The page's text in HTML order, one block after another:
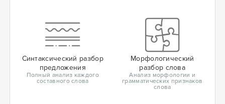
Синтаксический разбор
предложения
Полный анализ каждого
составного слова
Морфологический
разбор слова
Анализ морфологии и
грамматических признаков
слова